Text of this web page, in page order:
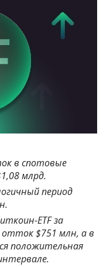
в спотовые
млрд.
период
ETF за
отток $751 млн, а в
положительная